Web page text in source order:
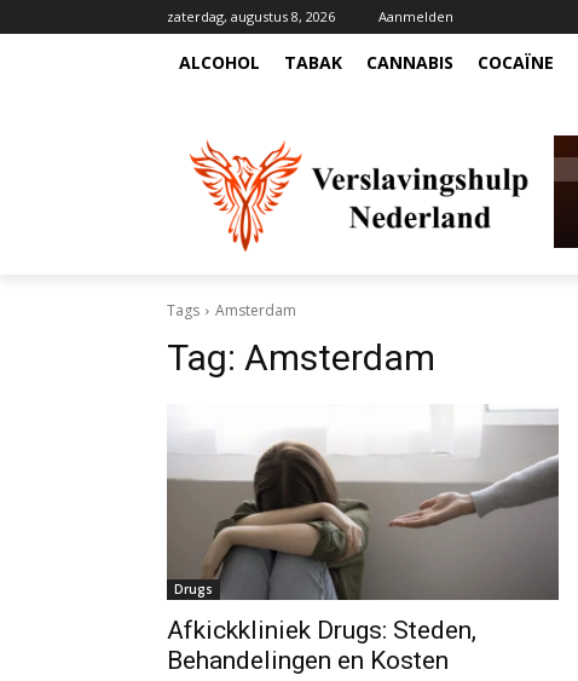
zaterdag, augustus 8, 2026 Aanmelden
ALCOHOL TABAK CANNABIS COCAÏNE
Tags Amsterdam
Tag: Amsterdam
Drugs
Afkickkliniek Drugs: Steden,
Behandelingen en Kosten